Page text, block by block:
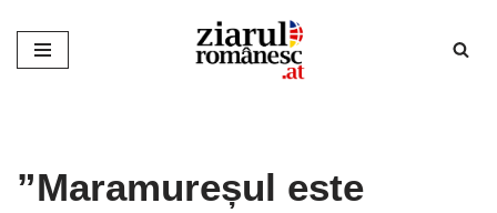
Sari
”Maramureșul este